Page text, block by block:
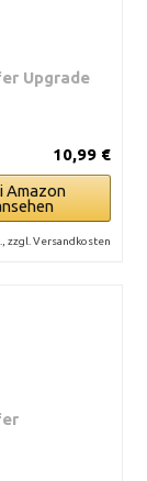
Upgrade
10,99 €
Amazon
zzgl. Versandkosten